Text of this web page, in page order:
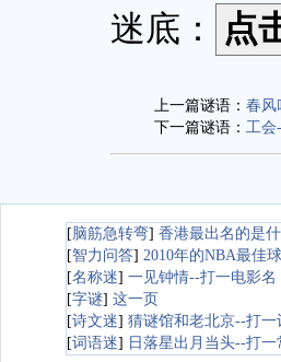
迷底：
上一篇谜语： 春风
下一篇谜语： 工会
[脑筋急转弯] 香港最出名的是
[智力问答] 2010年的NBA最佳
[名称迷] 一见钟情--打一电影名
[字谜] 这一页
[诗文迷] 猜谜馆和老北京--打一
[词语迷] 日落星出月当头--打一